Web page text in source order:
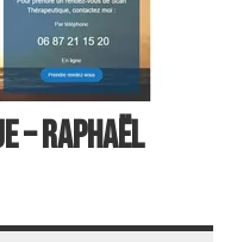
– Raphaël